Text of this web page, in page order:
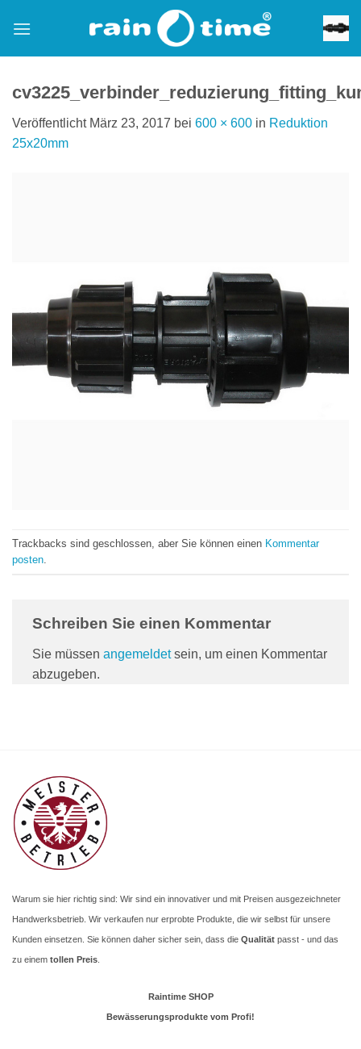
Inhalt
Veröffentlicht März 23, 2017 bei 600 × 600 in Reduktion
25x20mm
Trackbacks sind geschlossen, aber Sie können einen Kommentar
posten
Schreiben Sie einen Kommentar
Sie müssen angemeldetsein, um einen Kommentar
abzugeben.
Warum sie hier richtig sind: Wir sind ein innovativer und mit Preisen ausgezeichneter
Handwerksbetrieb. Wir verkaufen nur erprobte Produkte, die wir selbst für unsere
Kunden einsetzen. Sie können daher sicher sein, dass die Qualität passt - und das
zu einem tollen Preis.
Raintime SHOP
Bewässerungsprodukte vom Profi!